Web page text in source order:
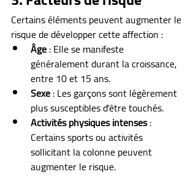
Certains éléments peuvent augmenter le
risque de développer cette affection :
Âge : Elle se manifeste
généralement durant la croissance,
entre 10 et 15 ans.
Sexe : Les garçons sont légèrement
plus susceptibles d'être touchés.
Activités physiques intenses :
Certains sports ou activités
sollicitant la colonne peuvent
augmenter le risque.